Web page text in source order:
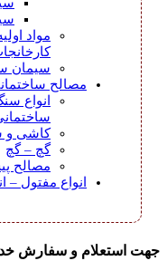
مواد
سیمان
مصالح
انواع
کاشی و
گچ –گچ
مصالح
انواع مفتول –
جهت استعلام و سفارش